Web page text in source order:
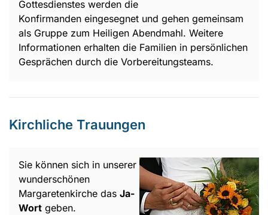
Gottesdienstes werden die
Konfirmanden eingesegnet und gehen gemeinsam
als Gruppe zum Heiligen Abendmahl. Weitere
Informationen erhalten die Familien in persönlichen
Gesprächen durch die Vorbereitungsteams.
Kirchliche Trauungen
Sie können sich in unserer
wunderschönen
Margaretenkirche das Ja-
Wort geben.